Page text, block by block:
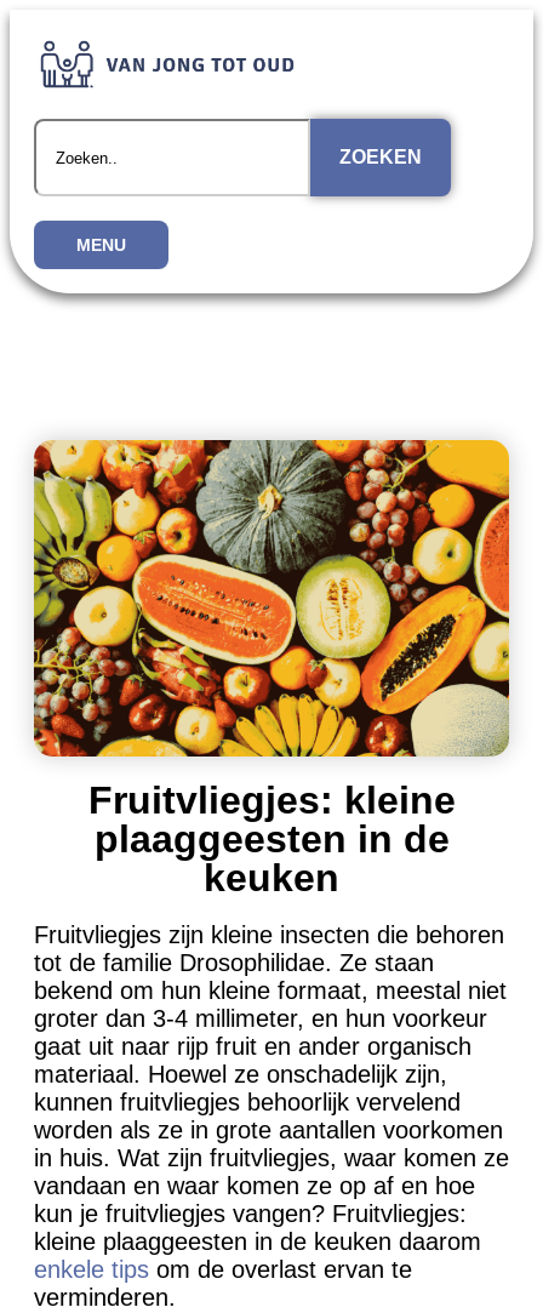
ZOEKEN
MENU
Fruitvliegjes: kleine
plaaggeesten in de
keuken
Fruitvliegjes zijn kleine insecten die behoren
tot de familie Drosophilidae. Ze staan
bekend om hun kleine formaat, meestal niet
groter dan 3-4 millimeter, en hun voorkeur
gaat uit naar rijp fruit en ander organisch
materiaal. Hoewel ze onschadelijk zijn,
kunnen fruitvliegjes behoorlijk vervelend
worden als ze in grote aantallen voorkomen
in huis. Wat zijn fruitvliegjes, waar komen ze
vandaan en waar komen ze op af en hoe
kun je fruitvliegjes vangen? Fruitvliegjes:
kleine plaaggeesten in de keuken daarom
enkele tips om de overlast ervan te
verminderen.